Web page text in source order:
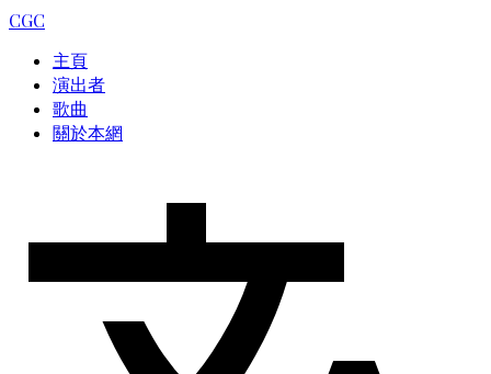
CGC
主頁
演出者
歌曲
關於本網